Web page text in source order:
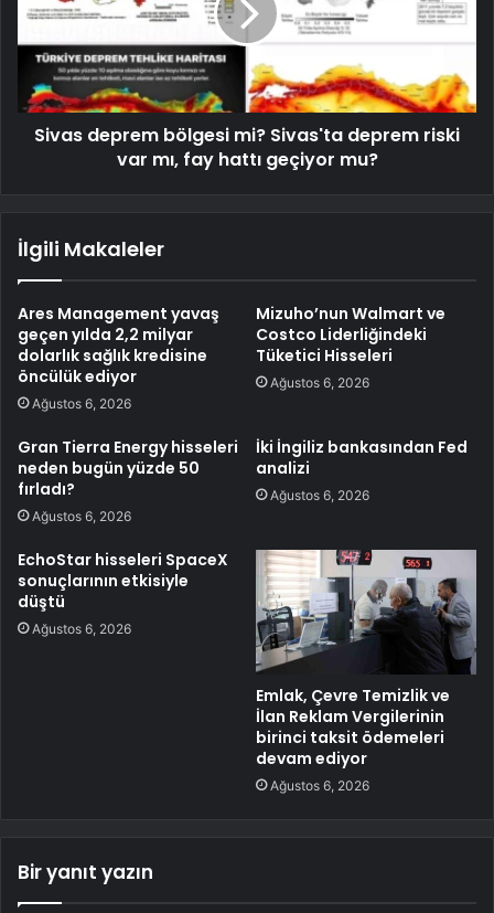
Sivas deprem bölgesi mi? Sivas'ta deprem riski
var mı, fay hattı geçiyor mu?
İlgili Makaleler
Ares Management yavaş
geçen yılda 2,2 milyar
dolarlık sağlık kredisine
öncülük ediyor
Ağustos 6, 2026
Mizuho’nun Walmart ve
Costco Liderliğindeki
Tüketici Hisseleri
Ağustos 6, 2026
Gran Tierra Energy hisseleri
neden bugün yüzde 50
fırladı?
Ağustos 6, 2026
İki İngiliz bankasından Fed
analizi
Ağustos 6, 2026
EchoStar hisseleri SpaceX
sonuçlarının etkisiyle
düştü
Ağustos 6, 2026
Emlak, Çevre Temizlik ve
İlan Reklam Vergilerinin
birinci taksit ödemeleri
devam ediyor
Ağustos 6, 2026
Bir yanıt yazın